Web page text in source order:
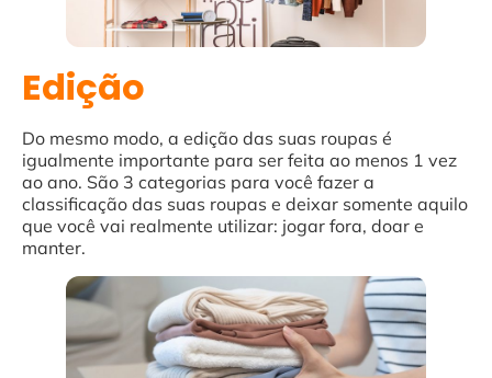
Edição
Do mesmo modo, a edição das suas roupas é
igualmente importante para ser feita ao menos 1 vez
ao ano. São 3 categorias para você fazer a
classificação das suas roupas e deixar somente aquilo
que você vai realmente utilizar: jogar fora, doar e
manter.